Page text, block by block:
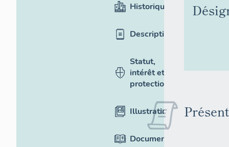
Historique
Description
Statut,
intérêt et
protection
Illustrations
Documentation